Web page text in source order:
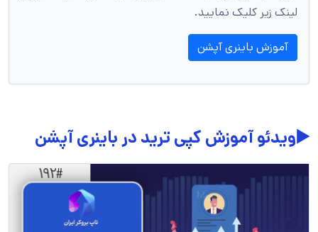
لینک زیر کلیک نمایید.
آموزش باینری آپشن
▶️ویدئو آموزش کپی ترید در باینری آپشن